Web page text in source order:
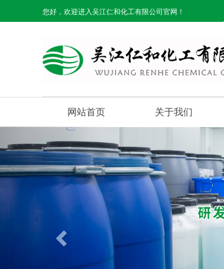
您好，欢迎进入吴江仁和化工有限公司官网！
网站首页 关于我们